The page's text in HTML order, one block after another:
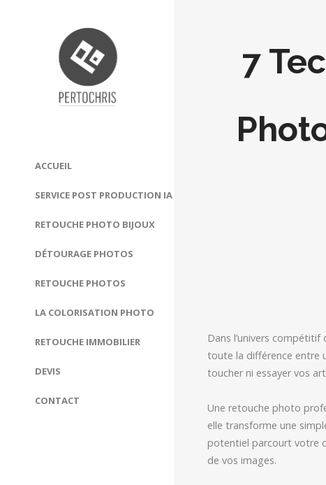
ACCUEIL
SERVICE POST PRODUCTION IA
RETOUCHE PHOTO BIJOUX
DÉTOURAGE PHOTOS
RETOUCHE PHOTOS
LA COLORISATION PHOTO
RETOUCHE IMMOBILIER
DEVIS
CONTACT
7
Dans l’univers
toute la différence entre
toucher ni essayer vos
Une retouche photo
elle transforme une
potentiel parcourt votre
de vos images.